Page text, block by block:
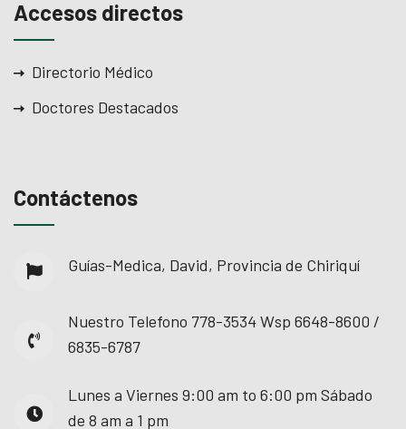
Accesos directos
Directorio Médico
Doctores Destacados
Contáctenos
Guías-Medica, David, Provincia de Chiriquí
Nuestro Telefono 778-3534 Wsp 6648-8600 /
6835-6787
Lunes a Viernes 9:00 am to 6:00 pm Sábado
de 8 am a 1 pm